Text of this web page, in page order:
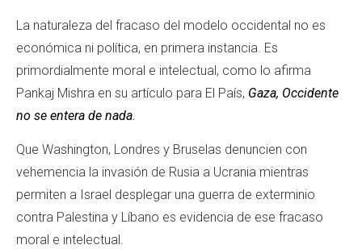
La naturaleza del fracaso del modelo occidental no es
económica ni política, en primera instancia. Es
primordialmente moral e intelectual, como lo afirma
Pankaj Mishra en su artículo para El País, Gaza, Occidente
no se entera de nada.
Que Washington, Londres y Bruselas denuncien con
vehemencia la invasión de Rusia a Ucrania mientras
permiten a Israel desplegar una guerra de exterminio
contra Palestina y Líbano es evidencia de ese fracaso
moral e intelectual.